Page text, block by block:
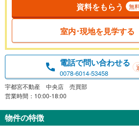
資料をもらう 無
室内･現地を見学する
電話で問い合わせる
0078-6014-53458
宇都宮不動産 中央店 売買部
営業時間：10:00-18:00
物件の特徴